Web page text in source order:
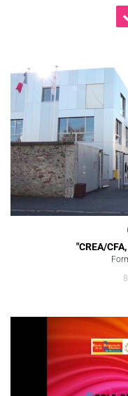
"CREA/